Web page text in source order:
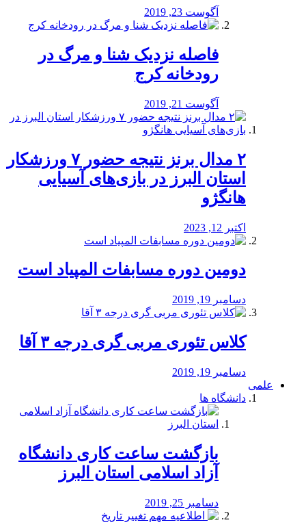
آگوست 23, 2019
️فاصله نزدیک شنا و مرگ در
رودخانه کرج
آگوست 21, 2019
۲ مدال برنز نتیجه حضور ۷ ورزشکار
استان البرز در بازی‌های آسیایی
هانگژو
اکتبر 12, 2023
دومین دوره مسابفات المپیاد است
دسامبر 19, 2019
کلاس تئوری مربی گری درجه ۳ آقا
دسامبر 19, 2019
علمی
دانشگاه ها
بازگشت ساعت کاری دانشگاه
آزاد اسلامی استان البرز
دسامبر 25, 2019